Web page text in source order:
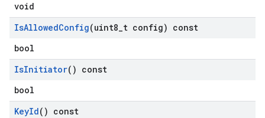
void
IsAllowedConfig(uint8 t config) const
bool
IsInitiator() const
bool
KeyId() const